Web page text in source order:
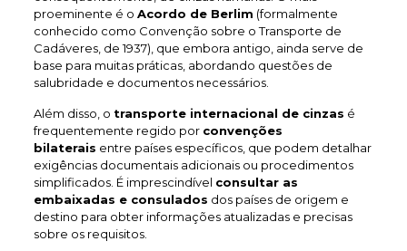
proeminente é o Acordo de Berlim (formalmente
conhecido como Convenção sobre o Transporte de
Cadáveres, de 1937), que embora antigo, ainda serve de
base para muitas práticas, abordando questões de
salubridade e documentos necessários.
Além disso, o transporte internacional de cinzas é
frequentemente regido por convenções
bilaterais entre países específicos, que podem detalhar
exigências documentais adicionais ou procedimentos
simplificados. É imprescindível consultar as
embaixadas e consulados dos países de origem e
destino para obter informações atualizadas e precisas
sobre os requisitos.